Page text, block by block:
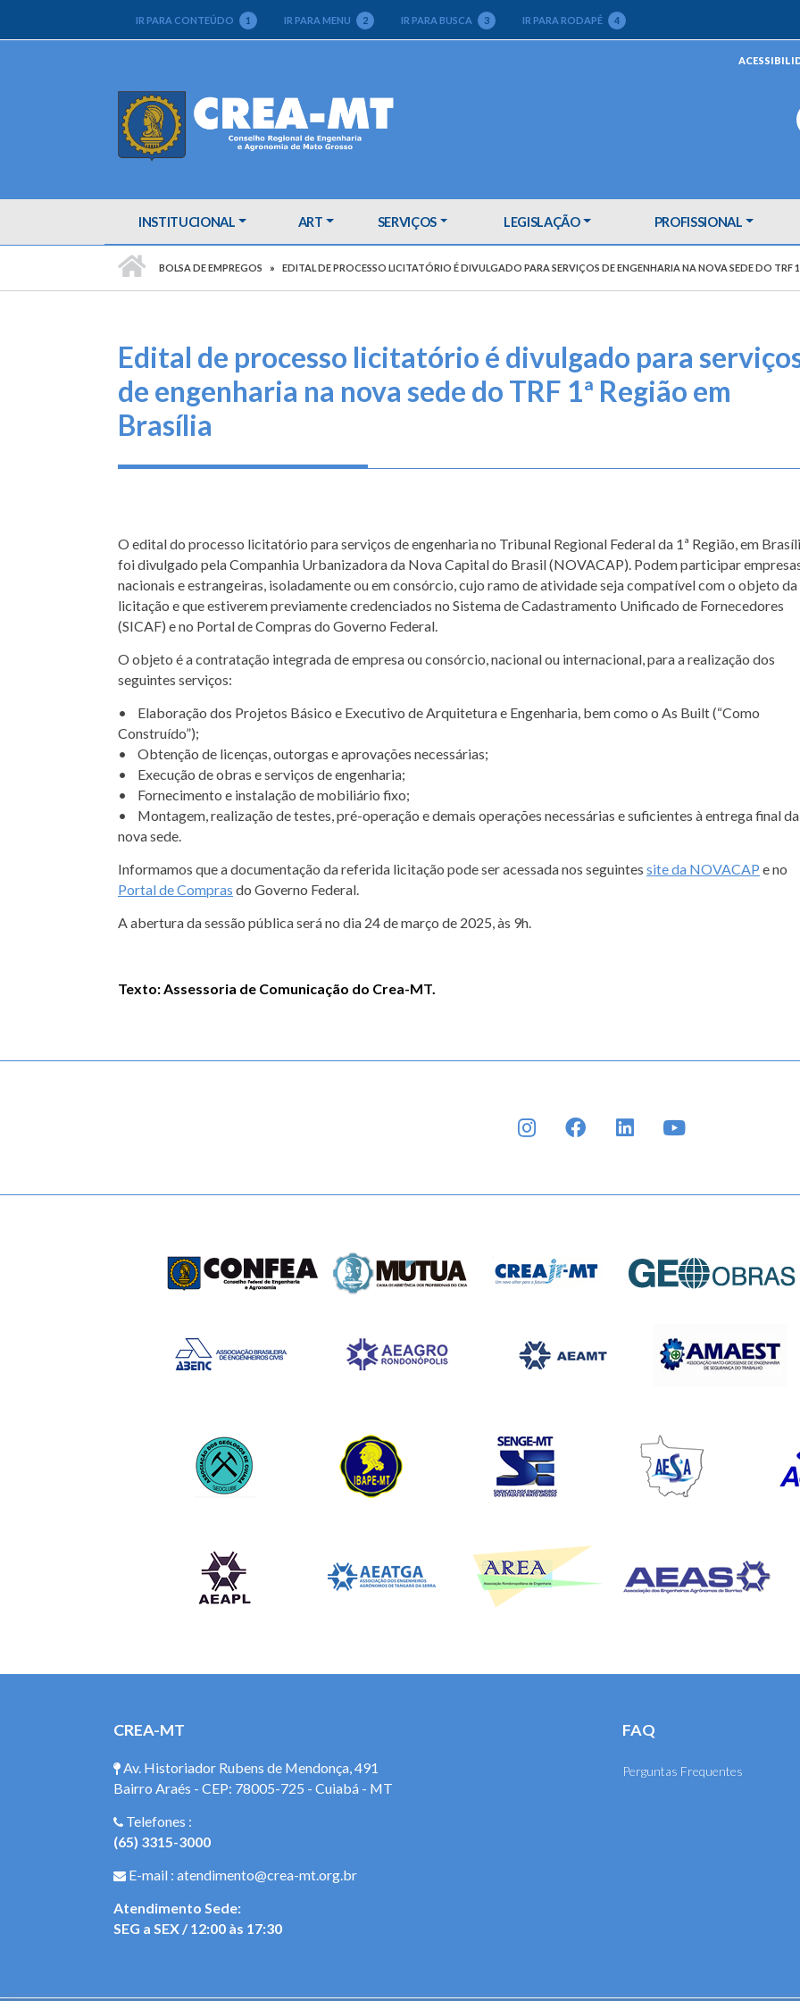
IR PARA CONTEÚDO 1 IR PARA MENU 2 IR PARA BUSCA 3 IR PARA RODAPÉ 4
INSTITUCIONAL ART SERVIÇOS LEGISLAÇÃO PROFISSIONAL
BOLSA DE EMPREGOS EDITAL DE PROCESSO LICITATÓRIO É DIVULGADO PARA SERVIÇOS DE ENGENHARIA NA NOVA SEDE DO TRF
Edital de processo licitatório é divulgado para
de engenharia na nova sede do TRF 1ª Região em
Brasília
O edital do processo licitatório para serviços de engenharia no Tribunal Regional Federal da 1ª Região, em
foi divulgado pela Companhia Urbanizadora da Nova Capital do Brasil (NOVACAP). Podem participar
nacionais e estrangeiras, isoladamente ou em consórcio, cujo ramo de atividade seja compatível com o objeto da
licitação e que estiverem previamente credenciados no Sistema de Cadastramento Unificado de Fornecedores
(SICAF) e no Portal de Compras do Governo Federal.
O objeto é a contratação integrada de empresa ou consórcio, nacional ou internacional, para a realização dos
seguintes serviços:
• Elaboração dos Projetos Básico e Executivo de Arquitetura e Engenharia, bem como o As Built (“Como
Construído”);
• Obtenção de licenças, outorgas e aprovações necessárias;
• Execução de obras e serviços de engenharia;
• Fornecimento e instalação de mobiliário fixo;
• Montagem, realização de testes, pré-operação e demais operações necessárias e suficientes à entrega final da
nova sede.
Informamos que a documentação da referida licitação pode ser acessada nos seguintes site da NOVACAP e no
Portal de Compras do Governo Federal.
A abertura da sessão pública será no dia 24 de março de 2025, às 9h.
Texto: Assessoria de Comunicação do Crea-MT.
INSTAGRAMFACEBOOKLINKEDIN
CREA-MT
Av. Historiador Rubens de Mendonça, 491
Bairro Araés - CEP: 78005-725 - Cuiabá - MT
Telefones :
(65) 3315-3000
E-mail : atendimento@crea-mt.org.br
Atendimento Sede:
SEG a SEX / 12:00 às 17:30
FAQ
Perguntas Frequentes